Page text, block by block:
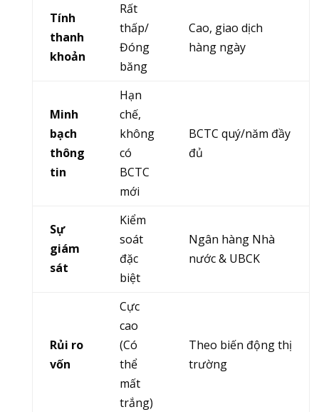
Tính
thanh
khoản
Rất
thấp/
Đóng
băng
Cao, giao dịch
hàng ngày
Minh
bạch
thông
tin
Hạn
chế,
không
có
BCTC
mới
BCTC quý/năm đầy
đủ
Sự
giám
sát
Kiểm
soát
đặc
biệt
Ngân hàng Nhà
nước & UBCK
Rủi ro
vốn
Cực
cao
(Có
thể
mất
trắng)
Theo biến động thị
trường